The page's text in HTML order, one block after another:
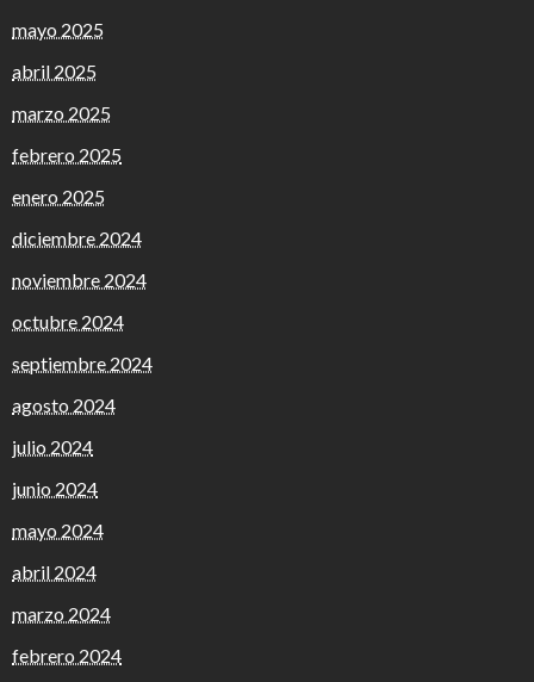
mayo 2025
abril 2025
marzo 2025
febrero 2025
enero 2025
diciembre 2024
noviembre 2024
octubre 2024
septiembre 2024
agosto 2024
julio 2024
junio 2024
mayo 2024
abril 2024
marzo 2024
febrero 2024